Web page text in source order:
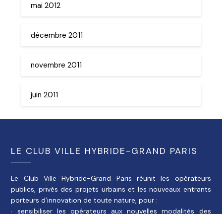
mai 2012
décembre 2011
novembre 2011
juin 2011
LE CLUB VILLE HYBRIDE-GRAND PARIS
Le Club Ville Hybride-Grand Paris réunit les opérateurs
publics, privés des projets urbains et les nouveaux entrants
porteurs d’innovation de toute nature, pour :
· sensibiliser les opérateurs aux nouvelles modalités des